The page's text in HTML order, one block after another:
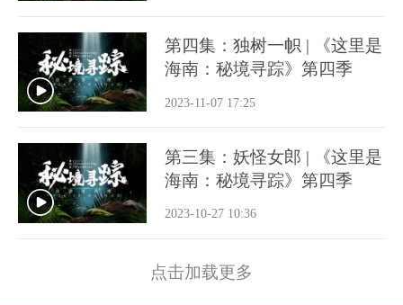
第四集：独树一帜 | 《这里是
海南：秘境寻踪》第四季
2023-11-07 17:25
第三集：妖怪女郎 | 《这里是
海南：秘境寻踪》第四季
2023-10-27 10:36
点击加载更多